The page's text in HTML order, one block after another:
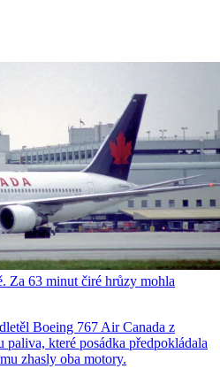
Za 63 minut čiré hrůzy mohla
Boeing 767 Air Canada z
které posádka předpokládala
zhasly oba motory.